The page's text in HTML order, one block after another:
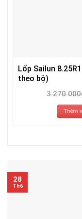
Lốp Sailun
theo bộ)
3.270.000
Thêm
28
Th6